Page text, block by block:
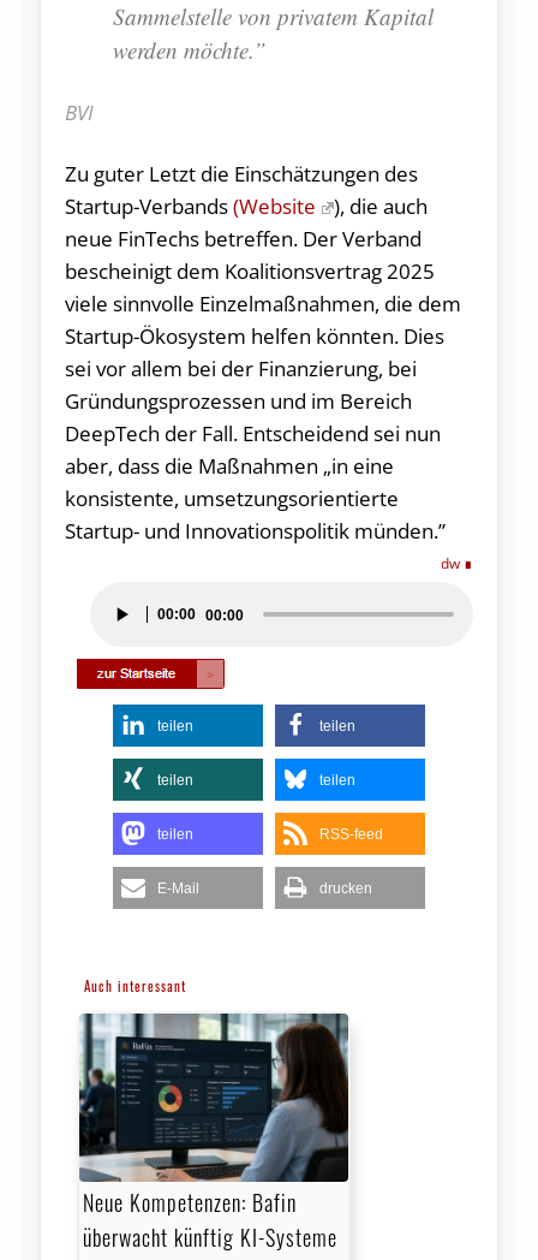
Sammelstelle von privatem Kapital
werden möchte.”
BVI
Zu guter Letzt die Einschätzungen des
Startup-Verbands(Website
), die auch
neue FinTechs betreffen. Der Verband
bescheinigt dem Koalitionsvertrag 2025
viele sinnvolle Einzelmaßnahmen, die dem
Startup-Ökosystem helfen könnten. Dies
sei vor allem bei der Finanzierung, bei
Gründungsprozessen und im Bereich
DeepTech der Fall. Entscheidend sei nun
aber, dass die Maßnahmen „in eine
konsistente, umsetzungsorientierte
Startup- und Innovationspolitik münden.”
dw
Player
00:00 00:00
teilen teilen
teilen teilen
teilen RSS-feed
E-Mail drucken
Auch interessant
Neue Kompetenzen: Bafin
überwacht künftig KI-Systeme